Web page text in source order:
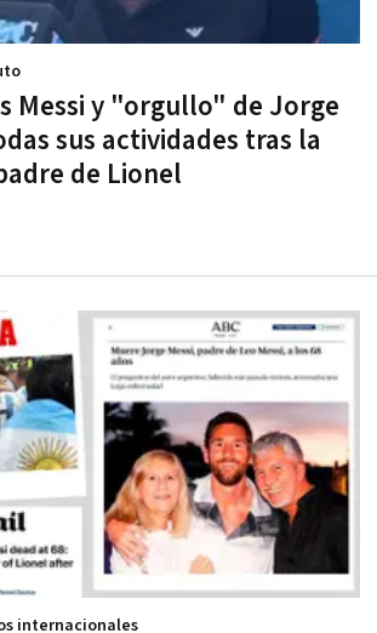
Messi y "orgullo" de Jorge
sus actividades tras la
de Lionel
internacionales